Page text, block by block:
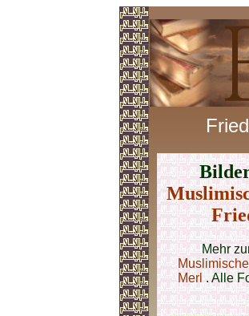
Mehr
Merl. Alle